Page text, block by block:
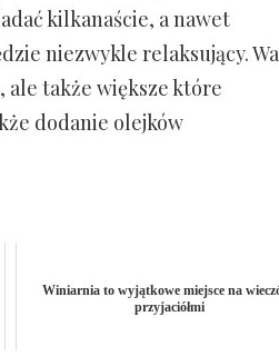
kilkanaście, a nawet
niezwykle relaksujący.
ale także większe które
dodanie olejków
Winiarnia to wyjątkowe miejsce na
przyjaciółmi